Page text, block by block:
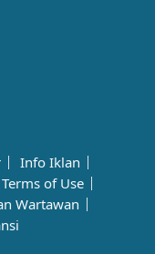
Info Iklan
Terms of Use
Wartawan